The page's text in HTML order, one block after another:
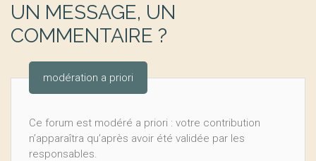
UN MESSAGE, UN
COMMENTAIRE ?
modération a priori
Ce forum est modéré a priori : votre contribution
n’apparaîtra qu’après avoir été validée par les
responsables.